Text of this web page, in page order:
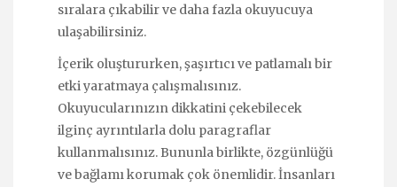
sıralara çıkabilir ve daha fazla okuyucuya
ulaşabilirsiniz.
İçerik oluştururken, şaşırtıcı ve patlamalı bir
etki yaratmaya çalışmalısınız.
Okuyucularınızın dikkatini çekebilecek
ilginç ayrıntılarla dolu paragraflar
kullanmalısınız. Bununla birlikte, özgünlüğü
ve bağlamı korumak çok önemlidir. İnsanları